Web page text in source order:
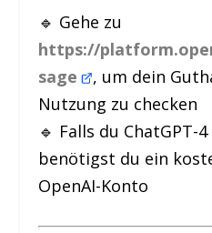
🔹 Gehe zu
https://
sage , um dein
Nutzung zu checken
🔹 Falls du ChatGPT-
benötigst du ein
OpenAI-Konto